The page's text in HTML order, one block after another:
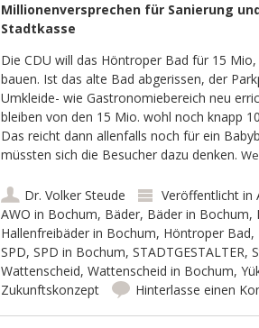
Millionenversprechen für Sanierung
Stadtkasse
Die CDU will das Höntroper Bad für 15
bauen. Ist das alte Bad abgerissen, der
Umkleide- wie Gastronomiebereich neu
bleiben von den 15 Mio. wohl noch knapp
Das reicht dann allenfalls noch für ein
müssten sich die Besucher dazu denken.
Dr. Volker Steude Veröffentlicht in
AWO in Bochum, Bäder, Bäder in Bochum,
Hallenfreibäder in Bochum, Höntroper Bad,
SPD, SPD in Bochum, STADTGESTALTER,
Wattenscheid, Wattenscheid in Bochum,
Zukunftskonzept
Hinterlasse einen